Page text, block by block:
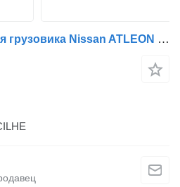
Ось GD320,7001017 для грузовика Nissan ATLEON | 00